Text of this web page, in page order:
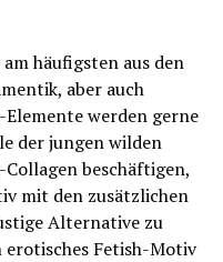
häufigsten aus den
aber auch
werden gerne
der jungen wilden
beschäftigen,
mit den zusätzlichen
Alternative zu
erotisches Fetish-Motiv